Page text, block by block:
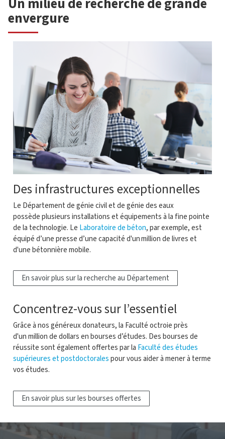
envergure
Des infrastructures exceptionnelles
Le Département de génie civil et de génie des eaux
possède plusieurs installations et équipements à la fine pointe
de la technologie. Le Laboratoire de béton, par exemple, est
équipé d’une presse d’une capacité d'un million de livres et
d'une bétonnière mobile.
En savoir plus sur la recherche au Département
Concentrez-vous sur l’essentiel
Grâce à nos généreux donateurs, la Faculté octroie près
d'un million de dollars en bourses d’études. Des bourses de
réussite sont également offertes par la Faculté des études
supérieures et postdoctorales pour vous aider à mener à terme
vos études.
En savoir plus sur les bourses offertes